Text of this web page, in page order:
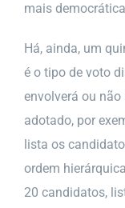
mais
Há, ainda, um
é o tipo de voto
envolverá ou
adotado, por
lista os
ordem
20 candidatos,